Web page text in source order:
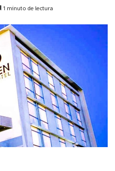
1 minuto de lectura